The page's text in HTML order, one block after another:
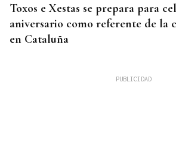
Toxos e Xestas se prepara para
aniversario como referente de la
en Cataluña